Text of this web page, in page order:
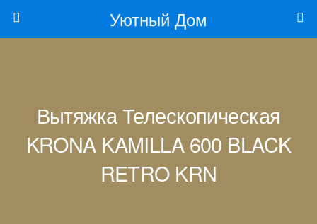
Уютный Дом
Вытяжка Телескопическая
KRONA KAMILLA 600 BLACK
RETRO KRN